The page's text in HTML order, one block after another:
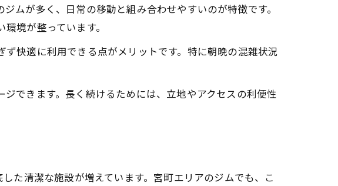
ム
紹介
ムが多く、日常の移動と組み合わせやすいのが特徴です。
境が整っています。
快適に利用できる点がメリットです。特に朝晩の混雑状況
できます。長く続けるためには、立地やアクセスの利便性
た清潔な施設が増えています。宮町エリアのジムでも、こ